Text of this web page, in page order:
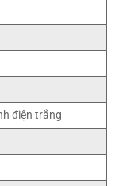
điện trắng